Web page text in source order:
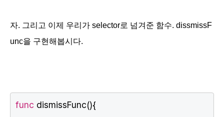
자. 그리고 이제 우리가 selector로 넘겨준 함수. dissmissF
unc을 구현해봅시다.
func dismissFunc(){